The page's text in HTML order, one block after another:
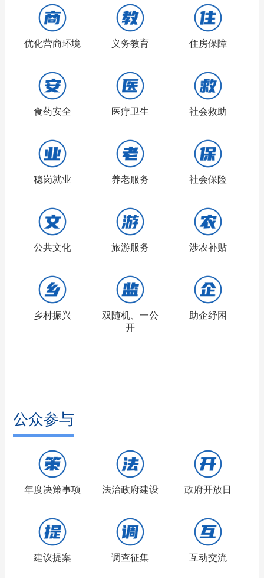
优化营商环境 义务教育 住房保障
食药安全 医疗卫生 社会救助
稳岗就业 养老服务 社会保险
公共文化 旅游服务 涉农补贴
乡村振兴
双随机、一公
开
助企纾困
公众参与
年度决策事项 法治政府建设 政府开放日
建议提案 调查征集 互动交流